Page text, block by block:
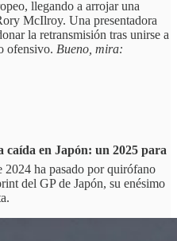
llegando a arrojar una
McIlroy. Una presentadora
la retransmisión tras unirse a
ofensivo. Bueno, mira:
en Japón: un 2025 para
2024 ha pasado por quirófano
del GP de Japón, su enésimo